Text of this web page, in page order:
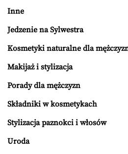
Inne
Jedzenie na Sylwestra
Kosmetyki naturalne dla
Makijaż i stylizacja
Porady dla mężczyzn
Składniki w kosmetykach
Stylizacja paznokci i włosów
Uroda